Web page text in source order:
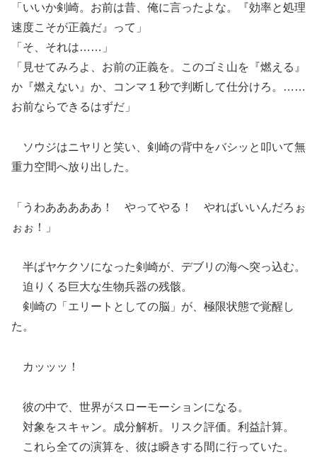
「いいか剣崎。お前は昔、俺に言ったよな。『効率と処理
速度こそが正義だ』って」
「そ、それは……」
「見せてみろよ、お前の正義を。このゴミ山を『燃える』
か『燃えない』か、コンマ１秒で判断して仕分けろ。……
お前ならできるはずだ」
ソウジはニヤリと笑い、剣崎の背中をバシッと叩いて無
重力空間へ放り出した。
「うわあああああ！ やってやる！ やればいいんだろぉ
ぉぉ！」
半ばヤケクソになった剣崎が、デブリの海へ突っ込む。
迫りくる巨大な生物兵器の残骸。
剣崎の「エリートとしての脳」が、極限状態で覚醒し
た。
カッッッ！
彼の中で、世界がスローモーションになる。
対象をスキャン。成分解析。リスク評価。利益計算。
これら全ての演算を、彼は瞬きする間に行っていた。